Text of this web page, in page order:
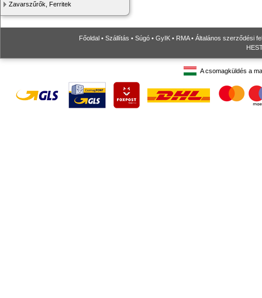
Zavarszűrők, Ferritek
Főoldal • Szállítás • Súgó • GyIK • RMA• Általános szerződési
A csomagküldés a